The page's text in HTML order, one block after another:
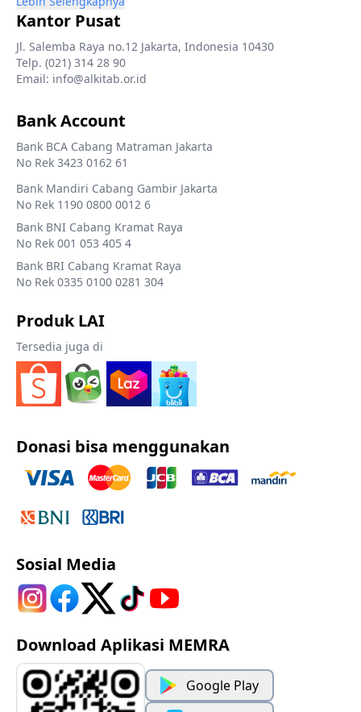
Kantor Pusat
Jl. Salemba Raya no.12 Jakarta, Indonesia 10430
Telp. (021) 314 28 90
Email: info@alkitab.or.id
Bank Account
Bank BCA Cabang Matraman Jakarta
No Rek 3423 0162 61
Bank Mandiri Cabang Gambir Jakarta
No Rek 1190 0800 0012 6
Bank BNI Cabang Kramat Raya
No Rek 001 053 405 4
Bank BRI Cabang Kramat Raya
No Rek 0335 0100 0281 304
Produk LAI
Tersedia juga di
Donasi bisa menggunakan
Sosial Media
Download Aplikasi MEMRA
Google Play